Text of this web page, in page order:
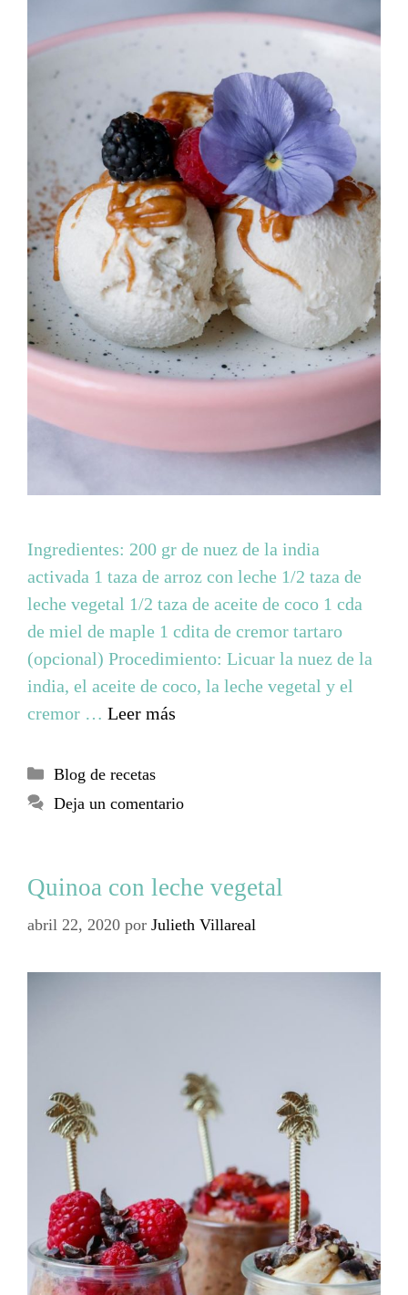
Ingredientes: 200 gr de nuez de la india
activada 1 taza de arroz con leche 1/2 taza de
leche vegetal 1/2 taza de aceite de coco 1 cda
de miel de maple 1 cdita de cremor tartaro
(opcional) Procedimiento: Licuar la nuez de la
india, el aceite de coco, la leche vegetal y el
cremor … Leer más
Blog de recetas
Deja un comentario
Quinoa con leche vegetal
abril 22, 2020 por Julieth Villareal